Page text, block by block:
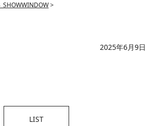
>
2025年6月9日
LIST